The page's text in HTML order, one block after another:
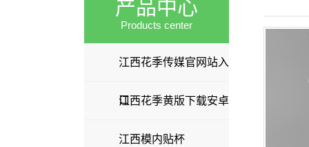
产品中心
Products center
江西花季传媒官网站入
口
江西花季黄版下载安卓
江西模内贴杯